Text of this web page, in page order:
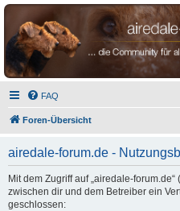
airedale-forum.de
FAQ
Foren-Übersicht
airedale-forum.de -
Mit dem Zugriff auf „airedale-
zwischen dir und dem Betreiber ein
geschlossen: